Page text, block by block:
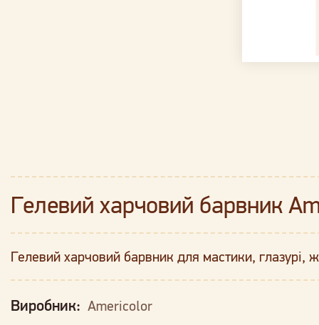
Гелевий харчовий барвник
Гелевий харчовий барвник для мастики, глазурі,
Виробник: Americolor